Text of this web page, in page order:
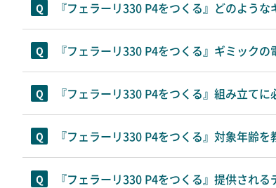
『フェラーリ330 P4をつくる』どのような
『フェラーリ330 P4をつくる』ギミックの
『フェラーリ330 P4をつくる』組み立てに
『フェラーリ330 P4をつくる』対象年齢を
『フェラーリ330 P4をつくる』提供され